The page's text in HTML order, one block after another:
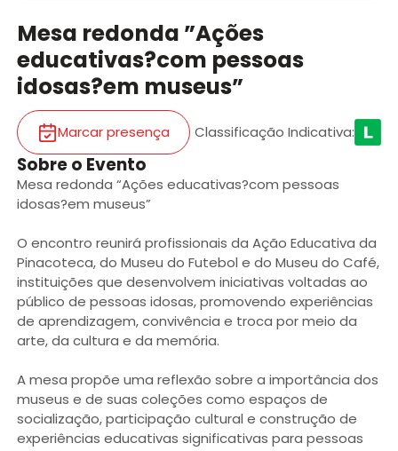
Mesa redonda ”Ações
educativas?com pessoas
idosas?em museus”
Marcar presença Classificação Indicativa:
Sobre o Evento
Mesa redonda “Ações educativas?com pessoas
idosas?em museus”
O encontro reunirá profissionais da Ação Educativa da
Pinacoteca, do Museu do Futebol e do Museu do Café,
instituições que desenvolvem iniciativas voltadas ao
público de pessoas idosas, promovendo experiências
de aprendizagem, convivência e troca por meio da
arte, da cultura e da memória.
A mesa propõe uma reflexão sobre a importância dos
museus e de suas coleções como espaços de
socialização, participação cultural e construção de
experiências educativas significativas para pessoas